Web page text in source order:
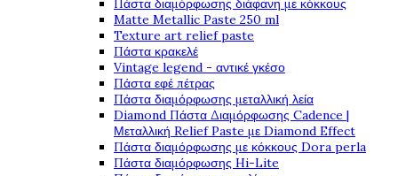
Πάστα διαμόρφωσης διάφανη με κόκκους
Matte Metallic Paste 250 ml
Texture art relief paste
Πάστα κρακελέ
Vintage legend - αντικέ γκέσο
Πάστα εφέ πέτρας
Πάστα διαμόρφωσης μεταλλική λεία
Diamond Πάστα Διαμόρφωσης Cadence |
Μεταλλική Relief Paste με Diamond Effect
Πάστα διαμόρφωσης με κόκκους Dora perla
Πάστα διαμόρφωσης Hi-Lite